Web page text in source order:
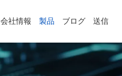
会社情報 製品 ブログ 送信